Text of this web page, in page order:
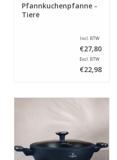
Pfannkuchenpfanne -
Tiere
Incl. BTW
€27,80
Excl. BTW
€22,98